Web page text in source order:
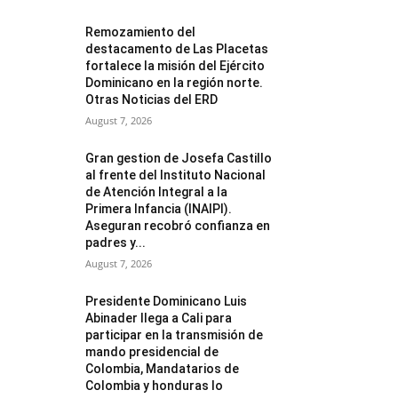
Remozamiento del
destacamento de Las Placetas
fortalece la misión del Ejército
Dominicano en la región norte.
Otras Noticias del ERD
August 7, 2026
Gran gestion de Josefa Castillo
al frente del Instituto Nacional
de Atención Integral a la
Primera Infancia (INAIPI).
Aseguran recobró confianza en
padres y...
August 7, 2026
Presidente Dominicano Luis
Abinader llega a Cali para
participar en la transmisión de
mando presidencial de
Colombia, Mandatarios de
Colombia y honduras lo